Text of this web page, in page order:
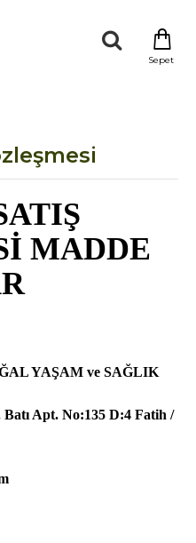
MADDE
YAŞAM ve SAĞLIK
Apt. No:135 D:4 Fatih /